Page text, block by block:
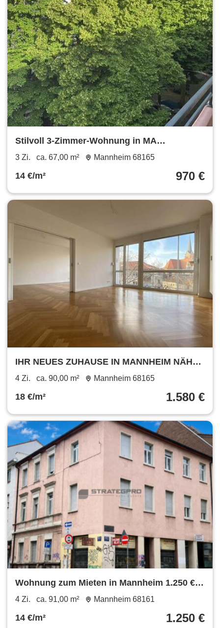
Stilvoll 3-Zimmer-Wohnung in MA
Schwetzingervorstadt
3 Zi. ca. 67,00 m² Mannheim 68165
14 €/m² 970 €
IHR NEUES ZUHAUSE IN MANNHEIM NÄHE
WASSERTURM: HOCHWERTIGE 3-ZIMMER-
4 Zi. ca. 90,00 m² Mannheim 68165
18 €/m² 1.580 €
Wohnung zum Mieten in Mannheim 1.250 €
91 m²
4 Zi. ca. 91,00 m² Mannheim 68161
14 €/m² 1.250 €